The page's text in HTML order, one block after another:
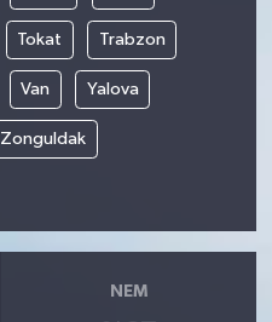
Tokat Trabzon
Van Yalova
Zonguldak
NEM